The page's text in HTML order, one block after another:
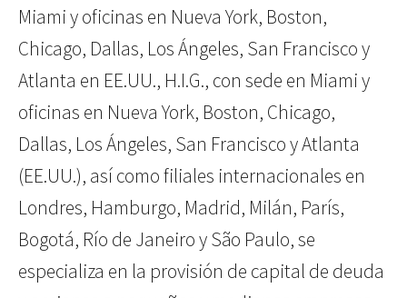
Miami y oficinas en Nueva York, Boston,
Chicago, Dallas, Los Ángeles, San Francisco y
Atlanta en EE.UU., H.I.G., con sede en Miami y
oficinas en Nueva York, Boston, Chicago,
Dallas, Los Ángeles, San Francisco y Atlanta
(EE.UU.), así como filiales internacionales en
Londres, Hamburgo, Madrid, Milán, París,
Bogotá, Río de Janeiro y São Paulo, se
especializa en la provisión de capital de deuda